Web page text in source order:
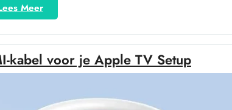
Meer“Optimaliseer
je
kijkervaring
met
een
hoogwaardige
kabel
kabel voor je Apple TV Setup